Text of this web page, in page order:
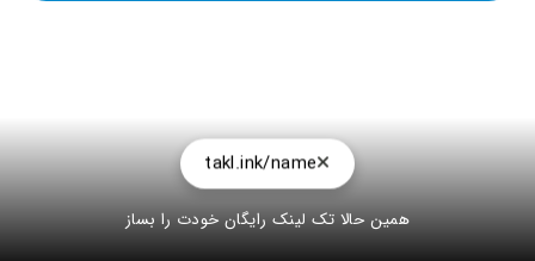
takl.ink/name
همین حالا تک لینک رایگان خودت را بساز